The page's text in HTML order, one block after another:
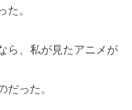
。
ら、私が見たアニメが
った。